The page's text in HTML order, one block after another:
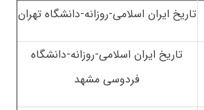
تاریخ ایران اسلامی-روزانه-دانشگاه تهران
تاریخ ایران اسلامی-روزانه-دانشگاه
فردوسی مشهد